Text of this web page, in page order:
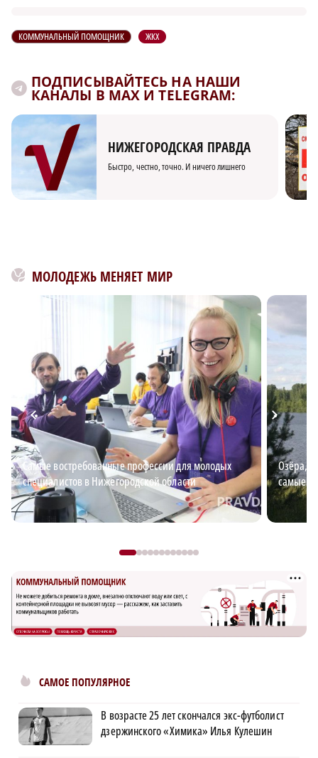
КОММУНАЛЬНЫЙ ПОМОЩНИК ЖКХ
ПОДПИСЫВАЙТЕСЬ НА НАШИ
КАНАЛЫ В MAX И TELEGRAM:
НИЖЕГОРОДСКАЯ ПРАВДА
Быстро, честно, точно. И ничего лишнего
МОЛОДЕЖЬ МЕНЯЕТ МИР
Самые востребованные профессии для молодых
специалистов в Нижегородской области
Озёра,
самые
САМОЕ ПОПУЛЯРНОЕ
В возрасте 25 лет скончался экс-футболист
дзержинского «Химика» Илья Кулешин